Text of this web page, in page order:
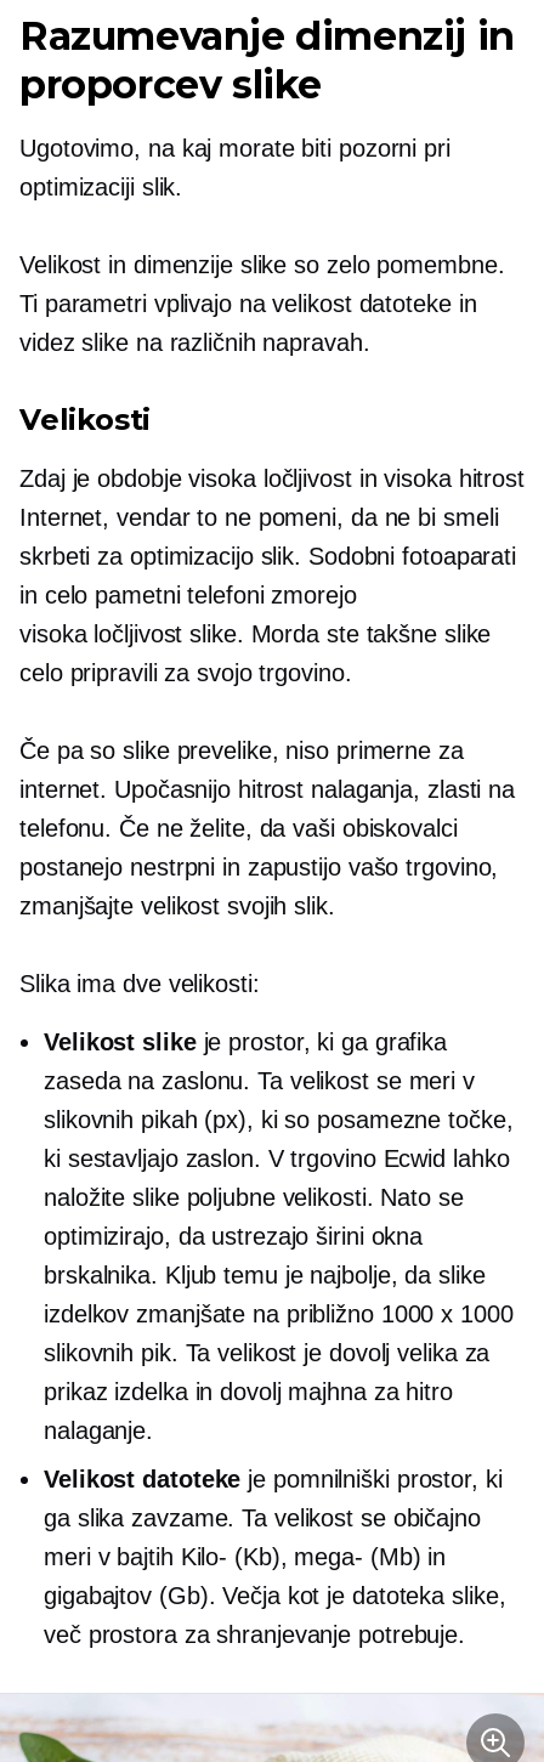
Razumevanje dimenzij in
proporcev slike
Ugotovimo, na kaj morate biti pozorni pri
optimizaciji slik.
Velikost in dimenzije slike so zelo pomembne.
Ti parametri vplivajo na velikost datoteke in
videz slike na različnih napravah.
Velikosti
Zdaj je obdobjevisoka ločljivostinvisoka hitrost
Internet, vendar to ne pomeni, da ne bi smeli
skrbeti za optimizacijo slik. Sodobni fotoaparati
in celo pametni telefoni zmorejo
visoka ločljivost slike. Morda ste takšne slike
celo pripravili za svojo trgovino.
Če pa so slike prevelike, niso primerne za
internet. Upočasnijo hitrost nalaganja, zlasti na
telefonu. Če ne želite, da vaši obiskovalci
postanejo nestrpni in zapustijo vašo trgovino,
zmanjšajte velikost svojih slik.
Slika ima dve velikosti:
Velikost slikeje prostor, ki ga grafika
zaseda na zaslonu. Ta velikost se meri v
slikovnih pikah (px), ki so posamezne točke,
ki sestavljajo zaslon. V trgovino Ecwid lahko
naložite slike poljubne velikosti. Nato se
optimizirajo, da ustrezajo širini okna
brskalnika. Kljub temu je najbolje, da slike
izdelkov zmanjšate na približno 1000 x 1000
slikovnih pik. Ta velikost je dovolj velika za
prikaz izdelka in dovolj majhna za hitro
nalaganje.
Velikost datoteke je pomnilniški prostor, ki
ga slika zavzame. Ta velikost se običajno
meri v bajtih Kilo- (Kb), mega- (Mb) in
gigabajtov (Gb). Večja kot je datoteka slike,
več prostora za shranjevanje potrebuje.